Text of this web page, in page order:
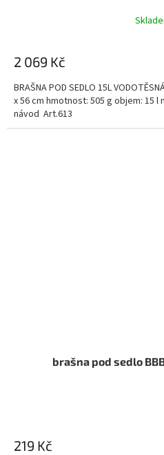
2 069 Kč
BRAŠNA POD SEDLO 15L
x 56 cm hmotnost: 505 g objem: 15 l
návod Art.613
brašna pod sedlo
219 Kč